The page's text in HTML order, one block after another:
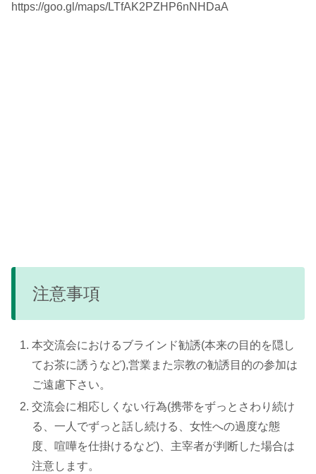
https://goo.gl/maps/LTfAK2PZHP6nNHDaA
注意事項
本交流会におけるブラインド勧誘(本来の目的を隠し
てお茶に誘うなど),営業また宗教の勧誘目的の参加は
ご遠慮下さい。
交流会に相応しくない行為(携帯をずっとさわり続け
る、一人でずっと話し続ける、女性への過度な態
度、喧嘩を仕掛けるなど)、主宰者が判断した場合は
注意します。